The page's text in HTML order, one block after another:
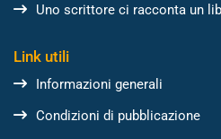
Uno scrittore ci racconta un
Link utili
Informazioni generali
Condizioni di pubblicazione